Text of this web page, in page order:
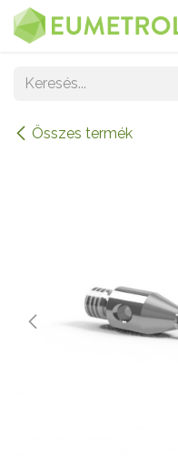
Kihagyás és továbblépés
Összes termék